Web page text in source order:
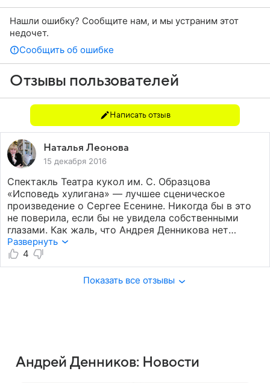
Нашли ошибку? Сообщите нам, и мы устраним этот
недочет.
Сообщить об ошибке
Отзывы пользователей
Написать отзыв
Наталья Леонова
15 декабря 2016
Спектакль Театра кукол им. С. Образцова
«Исповедь хулигана» — лучшее сценическое
произведение о Сергее Есенине. Никогда бы в это
не поверила, если бы не увидела собственными
глазами. Как жаль, что Андрея Денникова нет
с нами. Какое счастье, что он был и успел выразить
себя так своеобразно, просто и гениально.
Развернуть
4
Показать все отзывы
Андрей Денников: Новости